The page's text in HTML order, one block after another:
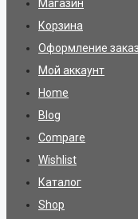
Магазин
Корзина
Оформление
Мой аккаунт
Home
Blog
Compare
Wishlist
Каталог
Shop